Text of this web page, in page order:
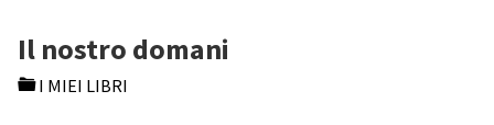
Il nostro domani
I MIEI LIBRI